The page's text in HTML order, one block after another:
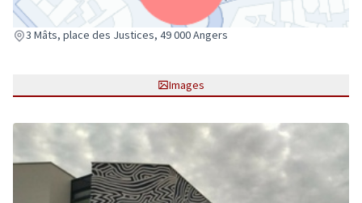
3 Mâts, place des Justices, 49 000 Angers
(Lien externe)
Images